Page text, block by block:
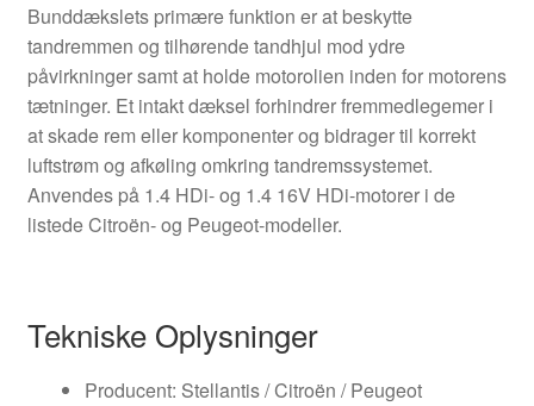
Bunddækslets primære funktion er at beskytte
tandremmen og tilhørende tandhjul mod ydre
påvirkninger samt at holde motorolien inden for motorens
tætninger. Et intakt dæksel forhindrer fremmedlegemer i
at skade rem eller komponenter og bidrager til korrekt
luftstrøm og afkøling omkring tandremssystemet.
Anvendes på 1.4 HDi- og 1.4 16V HDi-motorer i de
listede Citroën- og Peugeot-modeller.
Tekniske Oplysninger
Producent: Stellantis / Citroën / Peugeot